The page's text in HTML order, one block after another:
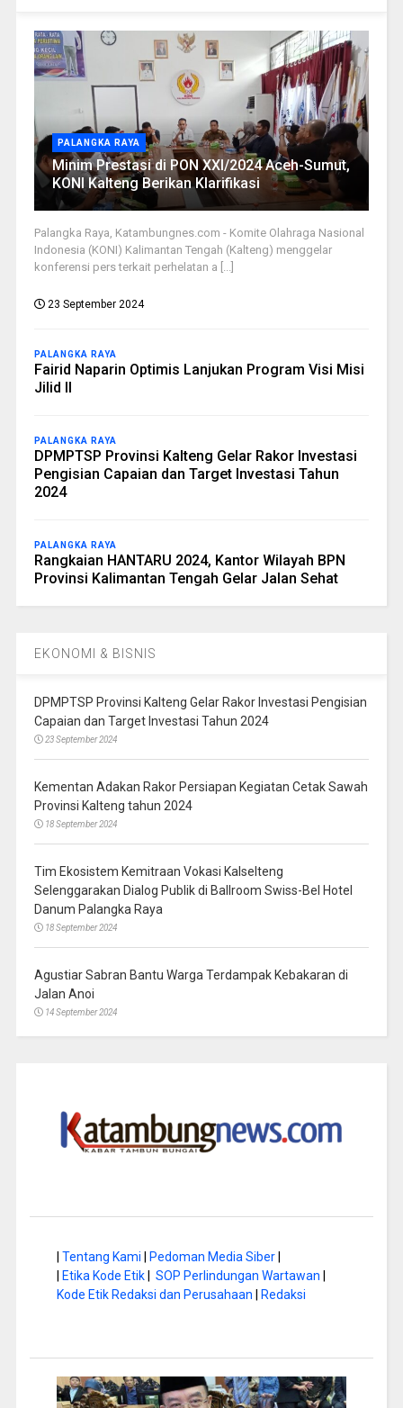
PALANGKA RAYA
Minim Prestasi di PON XXI/2024 Aceh-Sumut,
KONI Kalteng Berikan Klarifikasi
Palangka Raya, Katambungnes.com - Komite Olahraga Nasional
Indonesia (KONI) Kalimantan Tengah (Kalteng) menggelar
konferensi pers terkait perhelatan a [...]
23 September 2024
PALANGKA RAYA
Fairid Naparin Optimis Lanjukan Program Visi Misi
Jilid II
PALANGKA RAYA
DPMPTSP Provinsi Kalteng Gelar Rakor Investasi
Pengisian Capaian dan Target Investasi Tahun
2024
PALANGKA RAYA
Rangkaian HANTARU 2024, Kantor Wilayah BPN
Provinsi Kalimantan Tengah Gelar Jalan Sehat
EKONOMI & BISNIS
DPMPTSP Provinsi Kalteng Gelar Rakor Investasi Pengisian
Capaian dan Target Investasi Tahun 2024
23 September 2024
Kementan Adakan Rakor Persiapan Kegiatan Cetak Sawah
Provinsi Kalteng tahun 2024
18 September 2024
Tim Ekosistem Kemitraan Vokasi Kalselteng
Selenggarakan Dialog Publik di Ballroom Swiss-Bel Hotel
Danum Palangka Raya
18 September 2024
Agustiar Sabran Bantu Warga Terdampak Kebakaran di
Jalan Anoi
14 September 2024
Tentang Kami Pedoman Media Siber|
Etika Kode Etik| SOP Perlindungan Wartawan
Kode Etik Redaksi dan Perusahaan
Redaksi